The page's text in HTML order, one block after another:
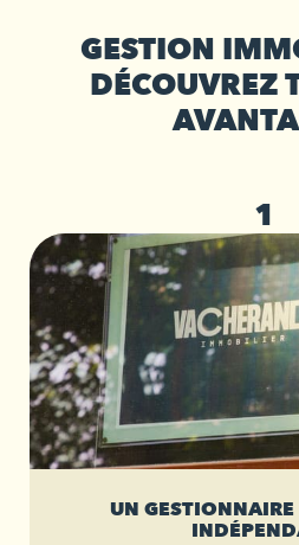
GESTION
DÉCOUVREZ
UN
1